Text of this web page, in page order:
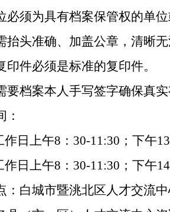
必须为具有档案保管权的单
抬头准确、加盖公章，清晰
印件必须是标准的复印件。
要档案本人手写签字确保真
：
日上午8 ： 30-11:30 ；下午13
日上午8 ： 30-11:30 ；下午14
：白城市暨洮北区人才交流